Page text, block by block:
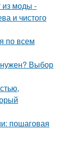
из моды -
и чистого
по всем
нужен? Выбор
пошаговая